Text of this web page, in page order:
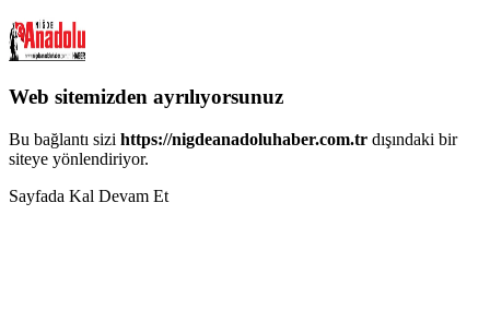
Web sitemizden ayrılıyorsunuz
Bu bağlantı sizi https://nigdeanadoluhaber.com.tr dışındaki bir
siteye yönlendiriyor.
Sayfada Kal Devam Et